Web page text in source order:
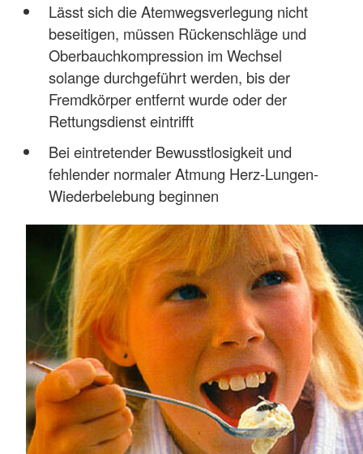
Lässt sich die Atemwegsverlegung nicht
beseitigen, müssen Rückenschläge und
Oberbauchkompression im Wechsel
solange durchgeführt werden, bis der
Fremdkörper entfernt wurde oder der
Rettungsdienst eintrifft
Bei eintretender Bewusstlosigkeit und
fehlender normaler Atmung Herz-Lungen-
Wiederbelebung beginnen